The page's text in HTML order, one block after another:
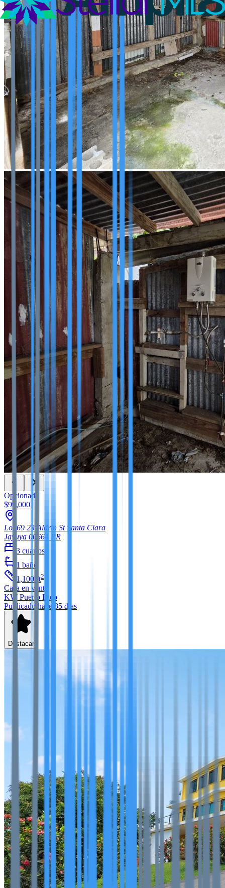
Opcionada
$99,000
Lot 69 23 Aldrin St Santa Clara
Jayuya 00664
PR
3 cuartos
1 baño
1,100 ft2
Casa en venta
KW Puerto Rico
Publicado hace 85 días
Destacar